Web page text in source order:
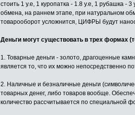
стоить 1 у.е, 1 куропатка - 1.8 у.е, 1 рубашка -
обмена, на раннем этапе, при натуральном
товарооборот усложнится, ЦИФРЫ будут
Деньги могут существовать в трех формах
1. Товарные деньги - золото, драгоценные
является то, что их можно непосредственно
2. Наличные и безналичные деньги
товарных денег, либо товаров вообще.
количество рассчитывается по специальной